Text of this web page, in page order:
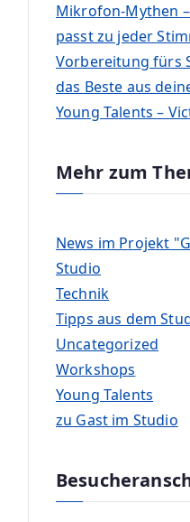
Mikrofon-Mythen
passt zu jeder
Vorbereitung fürs
das Beste aus
Young Talents –
Mehr zum
News im Projekt
Studio
Technik
Tipps aus dem
Uncategorized
Workshops
Young Talents
zu Gast im Studio